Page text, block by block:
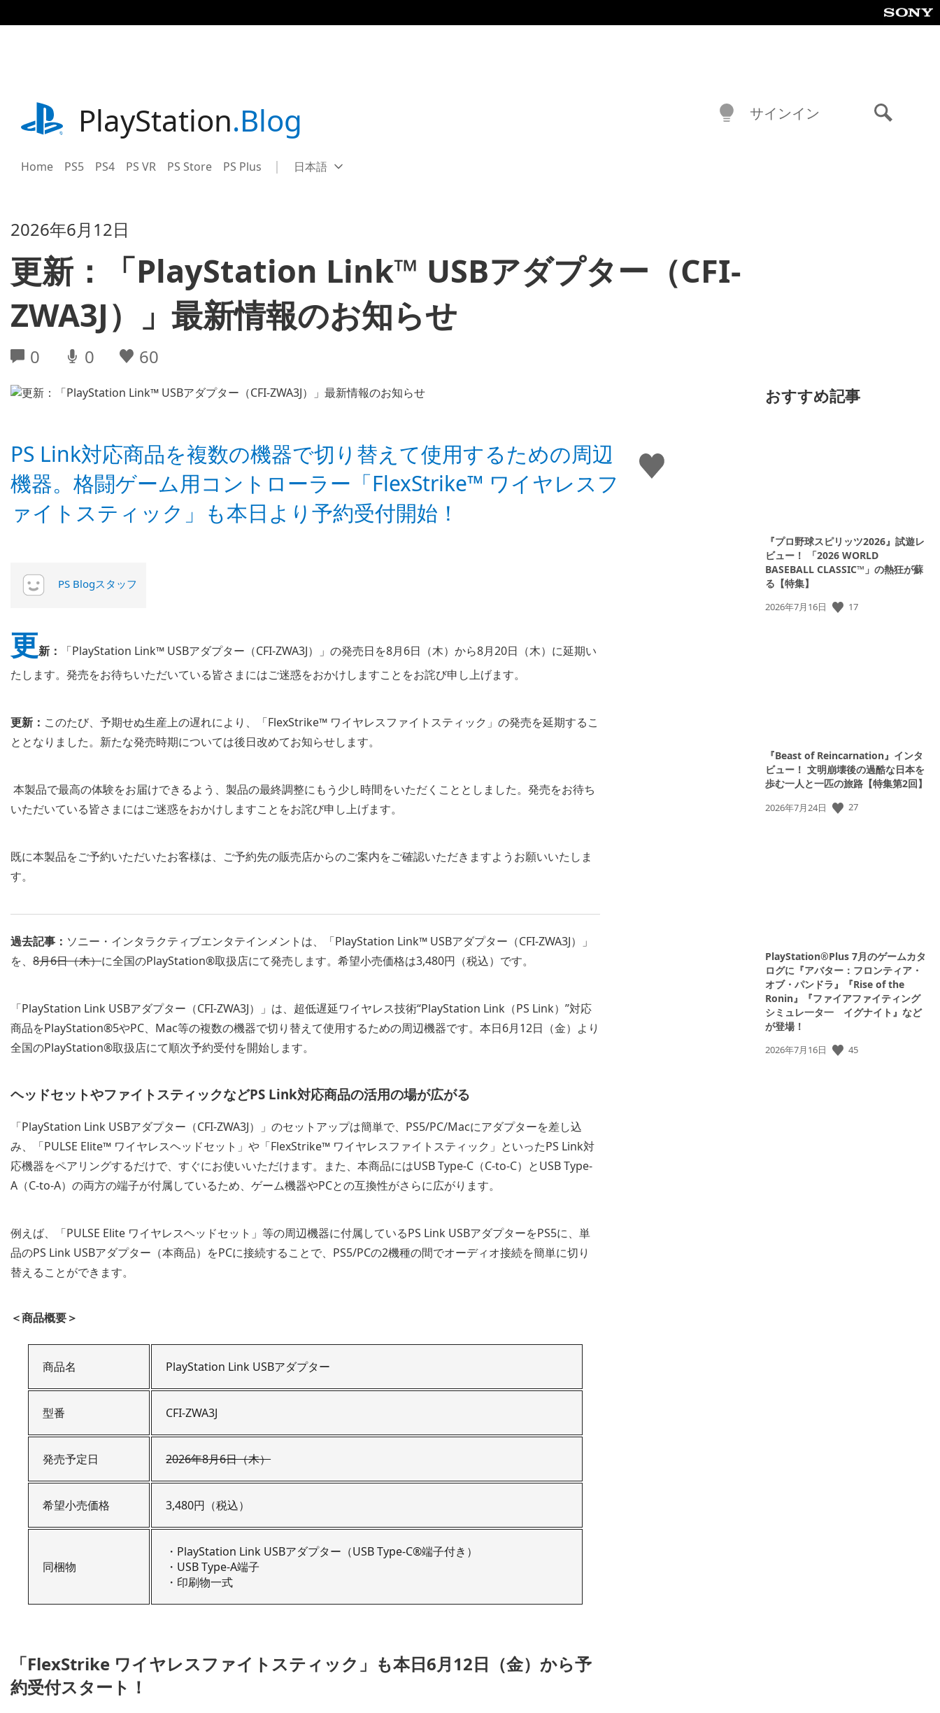
事
playstation.comPlayStation.Blog
Home PS5 PS4 PS VR PS Store PS Plus Select
Current
日本語
サインイン
2026年6月12日
更新：「PlayStation Link™ USBアダプター（CFI-
ZWA3J）」最新情報のお知らせ
0 0 60
い
い
ね
PS Link対応商品を複数の機器で切り替えて使用するための周辺
機器。格闘ゲーム用コントローラー「FlexStrike™ ワイヤレスフ
ァイトスティック」も本日より予約受付開始！
PS Blogスタッフ
更新：
「PlayStation Link™ USBアダプター（CFI-ZWA3J）」の発売日を8月6日（木）から8月20日（木）に延期い
たします。発売をお待ちいただいている皆さまにはご迷惑をおかけしますことをお詫び申し上げます。
更新： このたび、予期せぬ生産上の遅れにより、「FlexStrike™ ワイヤレスファイトスティック」の発売を延期するこ
ととなりました。新たな発売時期については後日改めてお知らせします。
本製品で最高の体験をお届けできるよう、製品の最終調整にもう少し時間をいただくこととしました。発売をお待ち
いただいている皆さまにはご迷惑をおかけしますことをお詫び申し上げます。
既に本製品をご予約いただいたお客様は、ご予約先の販売店からのご案内をご確認いただきますようお願いいたしま
す。
過去記事： ソニー・インタラクティブエンタテインメントは、「PlayStation Link™ USBアダプター（CFI-ZWA3J）」
を、 8月6日（木）に全国のPlayStation®取扱店にて発売します。希望小売価格は3,480円（税込）です。
「PlayStation Link USBアダプター（CFI-ZWA3J）」は、超低遅延ワイヤレス技術“PlayStation Link（PS Link）”対応
商品をPlayStation®5やPC、Mac等の複数の機器で切り替えて使用するための周辺機器です。本日6月12日（金）より
全国のPlayStation®取扱店にて順次予約受付を開始します。
ヘッドセットやファイトスティックなどPS Link対応商品の活用の場が広がる
「PlayStation Link USBアダプター（CFI-ZWA3J）」のセットアップは簡単で、PS5/PC/Macにアダプターを差し込
み、「PULSE Elite™ ワイヤレスヘッドセット」や「FlexStrike™ ワイヤレスファイトスティック」といったPS Link対
応機器をペアリングするだけで、すぐにお使いいただけます。また、本商品にはUSB Type-C（C-to-C）とUSB Type-
A（C-to-A）の両方の端子が付属しているため、ゲーム機器やPCとの互換性がさらに広がります。
例えば、「PULSE Elite ワイヤレスヘッドセット」等の周辺機器に付属しているPS Link USBアダプターをPS5に、単
品のPS Link USBアダプター（本商品）をPCに接続することで、PS5/PCの2機種の間でオーディオ接続を簡単に切り
替えることができます。
＜商品概要＞
商品名 PlayStation Link USBアダプター
型番 CFI-ZWA3J
発売予定日 2026年8月6日（木）
希望小売価格 3,480円（税込）
同梱物
・PlayStation Link USBアダプター（USB Type-C®端子付き）
・USB Type-A端子
・印刷物一式
「FlexStrike ワイヤレスファイトスティック」も本日6月12日（金）から予
約受付スタート！
おすすめ記事
『プロ野球スピリッツ2026』試遊レ
ビュー！ 「2026 WORLD
BASEBALL CLASSIC™」の熱狂が蘇
る【特集】
公
2026年7月16日 17
『Beast of Reincarnation』インタ
ビュー！ 文明崩壊後の過酷な日本を
歩む一人と一匹の旅路【特集第2回】
公
2026年7月24日 27
PlayStation®Plus 7月のゲームカタ
ログに『アバター：フロンティア・
オブ・パンドラ』『Rise of the
Ronin』『ファイアファイティング
シミュレ一タ一 イグナイト』など
が登場！
公
2026年7月16日 45